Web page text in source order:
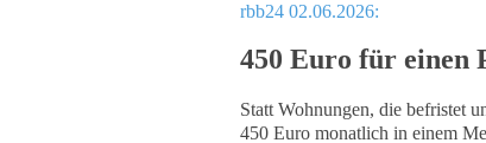
rbb24 02.06.2026:
450 Euro für einen
Statt Wohnungen, die befristet
450 Euro monatlich in einem